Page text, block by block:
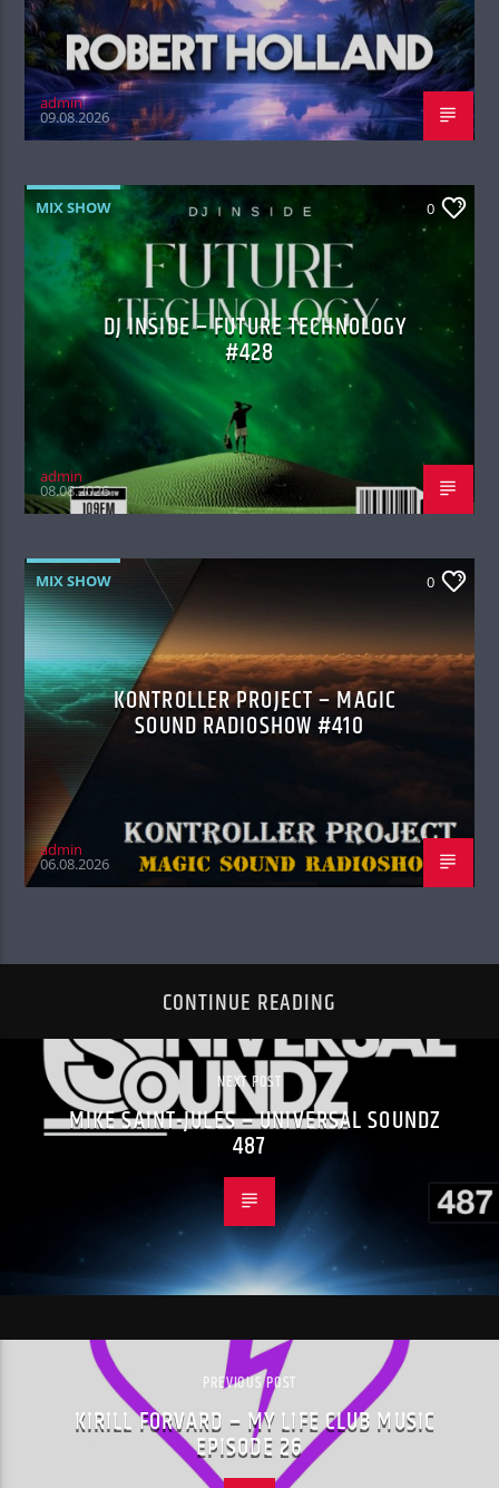
admin
09.08.2026
MIX SHOW 0
DJ INSIDE – FUTURE TECHNOLOGY
#428
admin
08.08.2026
MIX SHOW 0
KONTROLLER PROJECT – MAGIC
SOUND RADIOSHOW #410
admin
06.08.2026
CONTINUE READING
NEXT POST
MIKE SAINT-JULES – UNIVERSAL SOUNDZ
487
PREVIOUS POST
KIRILL FORVARD – MY LIFE CLUB MUSIC
EPISODE 26